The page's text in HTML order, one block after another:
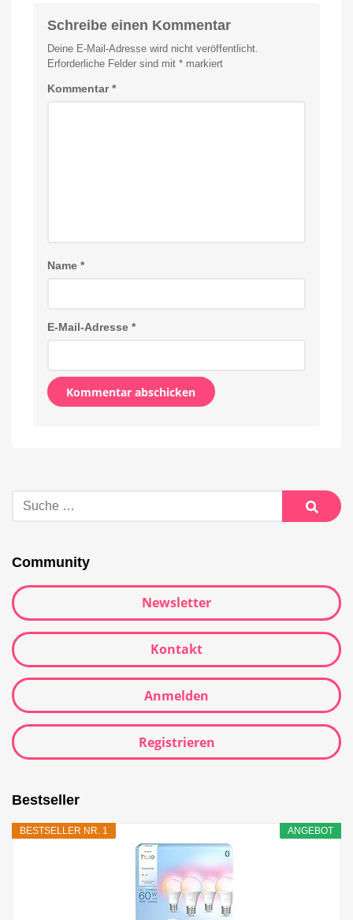
Schreibe einen Kommentar
Deine E-Mail-Adresse wird nicht veröffentlicht.
Erforderliche Felder sind mit * markiert
Kommentar*
Name *
E-Mail-Adresse *
Suche
nach:
Suche
Community
Newsletter
Kontakt
Anmelden
Registrieren
Bestseller
ANGEBOT
BESTSELLER NR. 1